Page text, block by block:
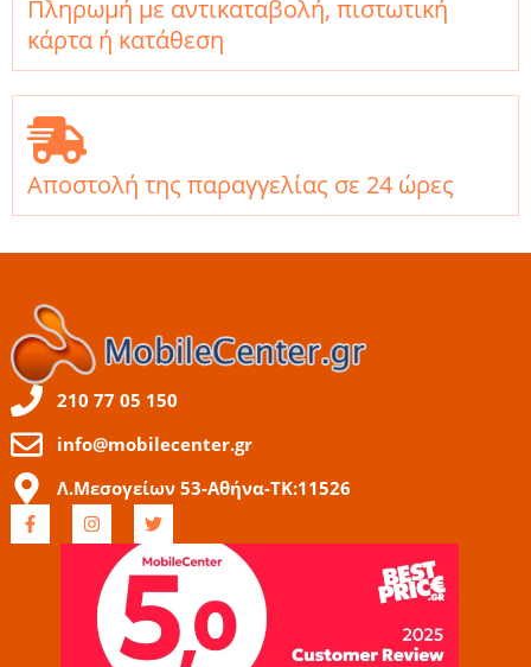
Πληρωμή με αντικαταβολή, πιστωτική
κάρτα ή κατάθεση
Αποστολή της παραγγελίας σε 24 ώρες
210 77 05 150
info@mobilecenter.gr
Λ.Μεσογείων 53-Αθήνα-ΤΚ:11526
F
a
c
I
n
s
g
r
a
m
T
w
t
t
e
r